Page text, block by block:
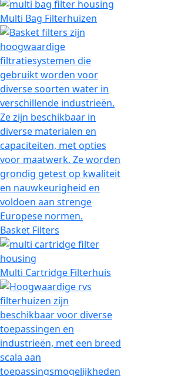
Multi Bag Filterhuizen
Basket Filters
Multi Cartridge Filterhuis